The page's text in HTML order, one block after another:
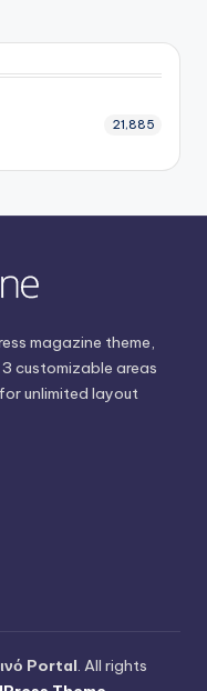
21,885
magazine theme,
customizable areas
unlimited layout
Portal. All rights